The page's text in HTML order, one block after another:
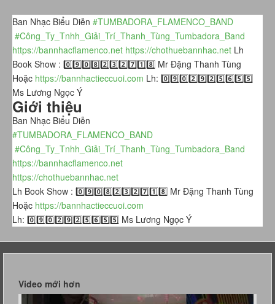
Ban Nhạc Biểu Diễn #TUMBADORA_FLAMENCO_BAND​​​
#Công_Ty_Tnhh_Giải_Trí_Thanh_Tùng_Tumbadora_Band​​​
https://bannhacflamenco.net​​​ https://chothuebannhac.net​​​ ​ Lh
Book Show : 0️⃣9️⃣0️⃣8️⃣2️⃣3️⃣2️⃣7️⃣1️⃣8️⃣ Mr Đặng Thanh Tùng
Hoặc https://bannhactieccuoi.com​​​ ​ Lh: 0️⃣9️⃣0️⃣2️⃣9️⃣2️⃣5️⃣6️⃣5️⃣5️⃣
Ms Lương Ngọc Ý
Giới thiệu
Ban Nhạc Biểu Diễn
#TUMBADORA_FLAMENCO_BAND​​​
#Công_Ty_Tnhh_Giải_Trí_Thanh_Tùng_Tumbadora_Band​​​
https://bannhacflamenco.net​​​
https://chothuebannhac.net​​​
Lh Book Show : 0️⃣9️⃣0️⃣8️⃣2️⃣3️⃣2️⃣7️⃣1️⃣8️⃣ Mr Đặng Thanh Tùng
Hoặc https://bannhactieccuoi.com​​​
Lh: 0️⃣9️⃣0️⃣2️⃣9️⃣2️⃣5️⃣6️⃣5️⃣5️⃣ Ms Lương Ngọc Ý
Video mới hơn